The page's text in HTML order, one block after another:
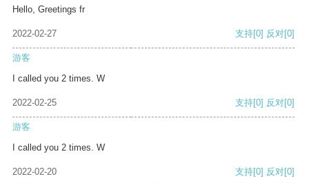
Hello, Greetings fr
2022-02-27 支持[0] 反对[0]
游客
I called you 2 times. W
2022-02-25 支持[0] 反对[0]
游客
I called you 2 times. W
2022-02-20 支持[0] 反对[0]